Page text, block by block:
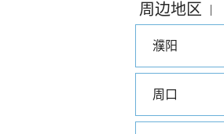
周边地区 |
濮阳
周口